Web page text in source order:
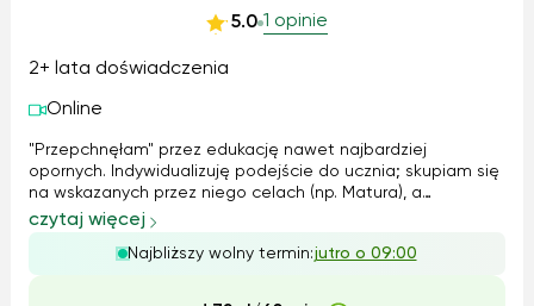
5.0 1 opinie
2+ lata doświadczenia
Online
"Przepchnęłam" przez edukację nawet najbardziej
opornych. Indywidualizuję podejście do ucznia; skupiam się
na wskazanych przez niego celach (np. Matura), a
jednocześnie zachęcam do holistycznego rozwoju
humanistycznego, m. in. Pomagam wzbogacić zasób
słownictwa, zawsze służę dodatkowymi wskazaniami ...
czytaj więcej
Najbliższy wolny termin:jutro o 09:00